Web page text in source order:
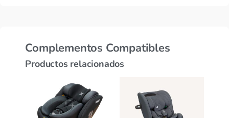
Complementos Compatibles
Productos relacionados